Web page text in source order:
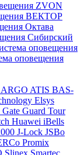
ZVON
ВЕКТОР
Октава
Сибирский
оповещения
оповещения
ARGO ATIS BAS-
Elsys
Gate Guard Tour
Huawei iBells
J-Lock JSBo
Promix
Slinex Smartec